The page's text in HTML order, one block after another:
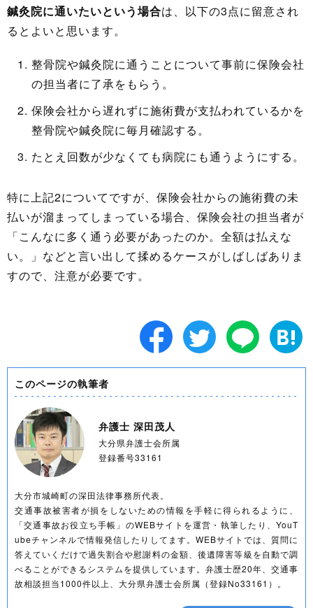
鍼灸院に通いたいという場合は、以下の3点に留意され
るとよいと思います。
整骨院や鍼灸院に通うことについて事前に保険会社
の担当者に了承をもらう。
保険会社から遅れずに施術費が支払われているかを
整骨院や鍼灸院に毎月確認する。
たとえ回数が少なくても病院にも通うようにする。
特に上記2についてですが、保険会社からの施術費の未
払いが溜まってしまっている場合、保険会社の担当者が
「こんなに多く通う必要があったのか。全額は払えな
い。」などと言い出して揉めるケースがしばしばありま
すので、注意が必要です。
このページの執筆者
弁護士 深田茂人
大分県弁護士会所属
登録番号33161
大分市城崎町の深田法律事務所代表。
交通事故被害者が損をしないための情報を手軽に得られるように、
「交通事故お役立ち手帳」のWEBサイトを運営・執筆したり、YouT
ubeチャンネルで情報発信したりしてます。WEBサイトでは、質問に
答えていくだけで過失割合や慰謝料の金額、後遺障害等級を自動で調
べることができるシステムを提供しています。弁護士歴20年、交通事
故相談担当1000件以上、大分県弁護士会所属（登録No33161）。